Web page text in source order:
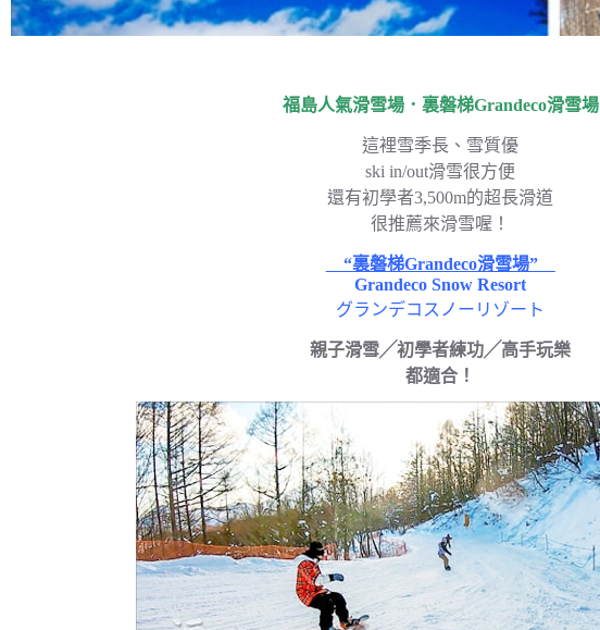
福島人氣滑雪場．裏磐梯Grandeco滑雪場
這裡雪季長、雪質優
ski in/out滑雪很方便
還有初學者3,500m的超長滑道
很推薦來滑雪喔！
“裏磐梯Grandeco滑雪場”
Grandeco Snow Resort
グランデコスノーリゾート
親子滑雪╱初學者練功╱高手玩樂
都適合！